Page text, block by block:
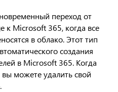
переход от
к Microsoft 365, когда все
в облако. Этот тип
создания
в Microsoft 365. Когда
можете удалить свой